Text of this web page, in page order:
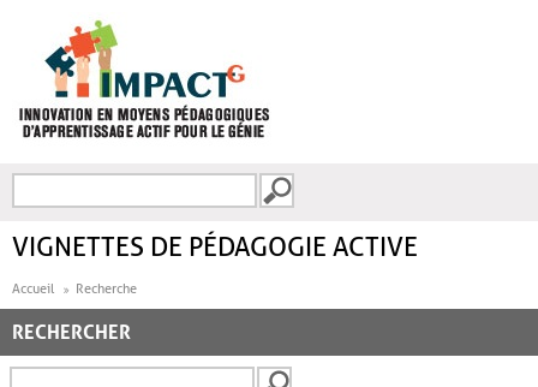
FORMULAIRE DE
VIGNETTES DE PÉDAGOGIE ACTIVE
Accueil Recherche
RECHERCHER